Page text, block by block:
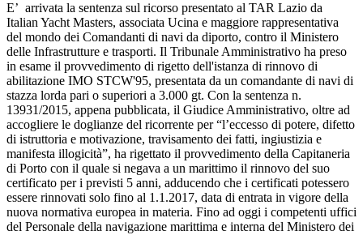
E’ arrivata la sentenza sul ricorso presentato al TAR Lazio da
Italian Yacht Masters, associata Ucina e maggiore rappresentativa
del mondo dei Comandanti di navi da diporto, contro il Ministero
delle Infrastrutture e trasporti. Il Tribunale Amministrativo ha preso
in esame il provvedimento di rigetto dell'istanza di rinnovo di
abilitazione IMO STCW'95, presentata da un comandante di navi di
stazza lorda pari o superiori a 3.000 gt. Con la sentenza n.
13931/2015, appena pubblicata, il Giudice Amministrativo, oltre ad
accogliere le doglianze del ricorrente per “l’eccesso di potere, difetto
di istruttoria e motivazione, travisamento dei fatti, ingiustizia e
manifesta illogicità”, ha rigettato il provvedimento della Capitaneria
di Porto con il quale si negava a un marittimo il rinnovo del suo
certificato per i previsti 5 anni, adducendo che i certificati potessero
essere rinnovati solo fino al 1.1.2017, data di entrata in vigore della
nuova normativa europea in materia. Fino ad oggi i competenti uffici
del Personale della navigazione marittima e interna del Ministero dei